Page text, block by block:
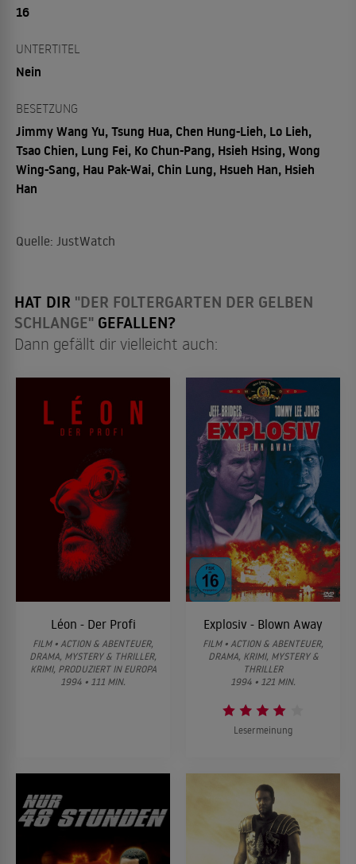
16
UNTERTITEL
Nein
BESETZUNG
Jimmy Wang Yu, Tsung Hua, Chen Hung-Lieh, Lo Lieh,
Tsao Chien, Lung Fei, Ko Chun-Pang, Hsieh Hsing, Wong
Wing-Sang, Hau Pak-Wai, Chin Lung, Hsueh Han, Hsieh
Han
Quelle: JustWatch
HAT DIR "DER FOLTERGARTEN DER GELBEN
SCHLANGE" GEFALLEN?
Dann gefällt dir vielleicht auch:
Léon - Der Profi
FILM • ACTION & ABENTEUER,
DRAMA, MYSTERY & THRILLER,
KRIMI, PRODUZIERT IN EUROPA
1994 • 111 MIN.
Explosiv - Blown Away
FILM • ACTION & ABENTEUER,
DRAMA, KRIMI, MYSTERY &
THRILLER
1994 • 121 MIN.
Lesermeinung